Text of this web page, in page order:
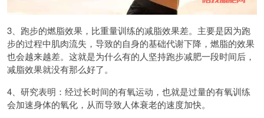
3、跑步的燃脂效果，比重量训练的减脂效果差。主要是因为跑
步的过程中肌肉流失，导致的自身的基础代谢下降，燃脂的效果
也会越来越差。这就是为什么有的人坚持跑步减肥一段时间后，
减脂效果就没有那么好了。
4、研究表明：经过长时间的有氧运动，也就是过量的有氧训练
会加速身体的氧化，从而导致人体衰老的速度加快。